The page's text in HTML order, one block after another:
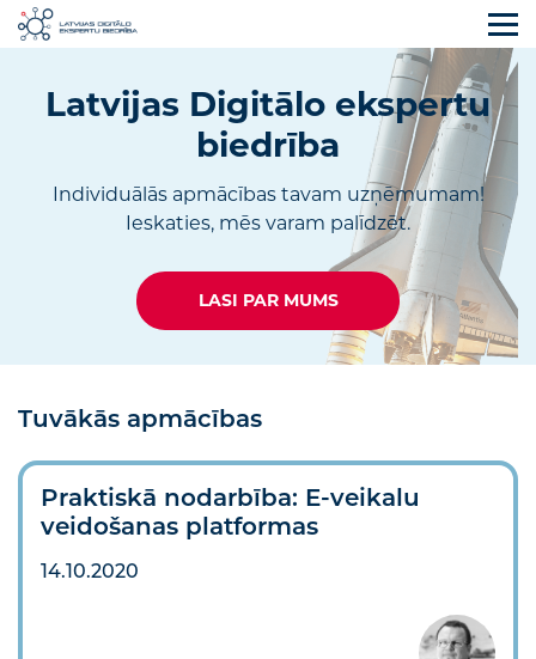
Latvijas Digitālo ekspertu
biedrība
Individuālās apmācības tavam uzņēmumam!
Ieskaties, mēs varam palīdzēt.
LASI PAR MUMS
Tuvākās apmācības
Praktiskā nodarbība: E-veikalu
veidošanas platformas
14.10.2020